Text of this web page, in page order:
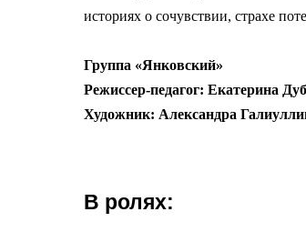
историях о сочувствии, страхе
Группа «Янковский»
Режиссер-педагог: Екатерина
Художник: Александра
В ролях: